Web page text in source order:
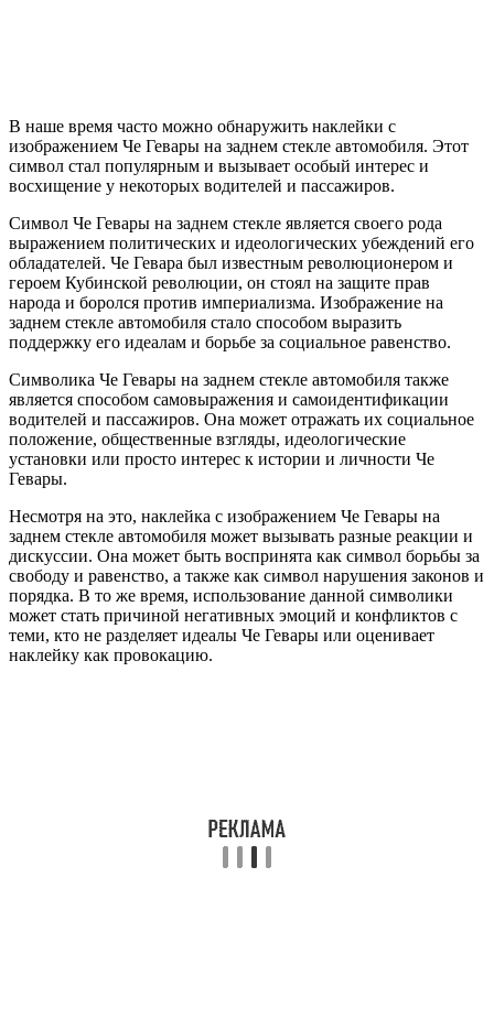
В наше время часто можно обнаружить наклейки с
изображением Че Гевары на заднем стекле автомобиля. Этот
символ стал популярным и вызывает особый интерес и
восхищение у некоторых водителей и пассажиров.
Символ Че Гевары на заднем стекле является своего рода
выражением политических и идеологических убеждений его
обладателей. Че Гевара был известным революционером и
героем Кубинской революции, он стоял на защите прав
народа и боролся против империализма. Изображение на
заднем стекле автомобиля стало способом выразить
поддержку его идеалам и борьбе за социальное равенство.
Символика Че Гевары на заднем стекле автомобиля также
является способом самовыражения и самоидентификации
водителей и пассажиров. Она может отражать их социальное
положение, общественные взгляды, идеологические
установки или просто интерес к истории и личности Че
Гевары.
Несмотря на это, наклейка с изображением Че Гевары на
заднем стекле автомобиля может вызывать разные реакции и
дискуссии. Она может быть воспринята как символ борьбы за
свободу и равенство, а также как символ нарушения законов и
порядка. В то же время, использование данной символики
может стать причиной негативных эмоций и конфликтов с
теми, кто не разделяет идеалы Че Гевары или оценивает
наклейку как провокацию.